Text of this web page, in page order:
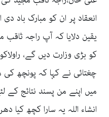
انعقاد پر ان کو مبارک باد
یقین دلایا کہ آپ راجہ ثاقب
کو بڑی وزارت دیں گے،
چغتائی نے کہا کہ پونچھ کی
میں اپنے من پسند نتائج کے
انشاء اللہ یہ سارا کچھ کیا